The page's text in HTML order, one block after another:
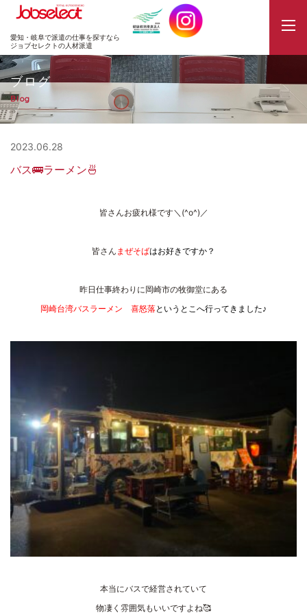
JobSelect
愛知・岐阜で派遣の仕事を探すなら
ジョブセレクトの人材派遣
ブログ
Blog
2023.06.28
バス🚌ラーメン🍜
皆さんお疲れ様です＼(^o^)／
皆さん まぜそばはお好きですか？
昨日仕事終わりに岡崎市の牧御堂にある
岡崎台湾バスラーメン 喜怒落というとこへ行ってきました♪
本当にバスで経営されていて
物凄く雰囲気もいいですよね🥰